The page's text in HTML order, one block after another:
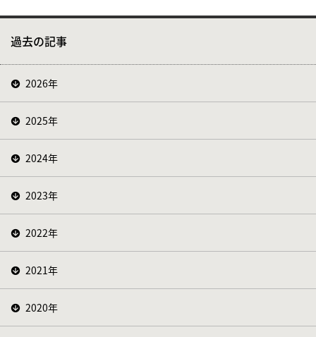
過去の記事
2026年
2025年
2024年
2023年
2022年
2021年
2020年